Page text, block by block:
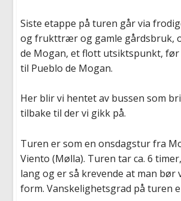
Siste etappe på turen går via
og frukttrær og gamle gårdsbruk,
de Mogan, et flott utsiktspunkt,
til Pueblo de Mogan.
Her blir vi hentet av bussen som
tilbake til der vi gikk på.
Turen er som en onsdagstur fra
Viento (Mølla). Turen tar ca. 6
lang og er så krevende at man bør
form. Vanskelighetsgrad på turen